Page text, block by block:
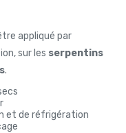
appliqué par
sur les serpentins
.
et de réfrigération